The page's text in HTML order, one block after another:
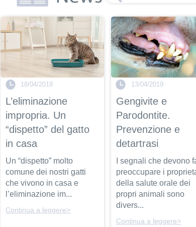
18/04/2019
L’eliminazione
impropria. Un
“dispetto” del gatto
in casa
Un “dispetto” molto
comune dei nostri gatti
che vivono in casa e
l’eliminazione im...
Continua a leggere>
13/04/2019
Gengivite e
Parodontite.
Prevenzione e
detartrasi
I segnali che devono
preoccupare i
della salute orale dei
propri animali sono
divers...
Continua a leggere>